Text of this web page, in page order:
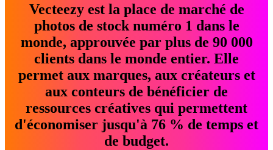
Vecteezy est la place de marché de
photos de stock numéro 1 dans le
monde, approuvée par plus de 90 000
clients dans le monde entier. Elle
permet aux marques, aux créateurs et
aux conteurs de bénéficier de
ressources créatives qui permettent
d'économiser jusqu'à 76 % de temps et
de budget.